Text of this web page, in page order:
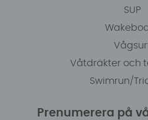
SUP
Våtdräkter och
Swimrun/
Prenumerera på